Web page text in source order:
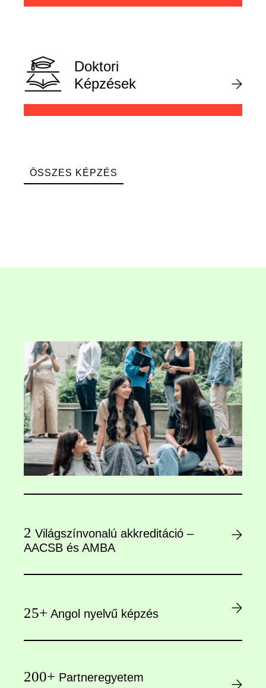
Doktori
Képzések
ÖSSZES KÉPZÉS
2 Világszínvonalú akkreditáció –
AACSB és AMBA
25+ Angol nyelvű képzés
200+ Partneregyetem